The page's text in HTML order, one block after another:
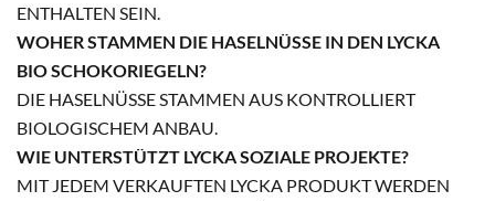
ENTHALTEN SEIN.
WOHER STAMMEN DIE HASELNÜSSE IN DEN LYCKA
BIO SCHOKORIEGELN?
DIE HASELNÜSSE STAMMEN AUS KONTROLLIERT
BIOLOGISCHEM ANBAU.
WIE UNTERSTÜTZT LYCKA SOZIALE PROJEKTE?
MIT JEDEM VERKAUFTEN LYCKA PRODUKT WERDEN